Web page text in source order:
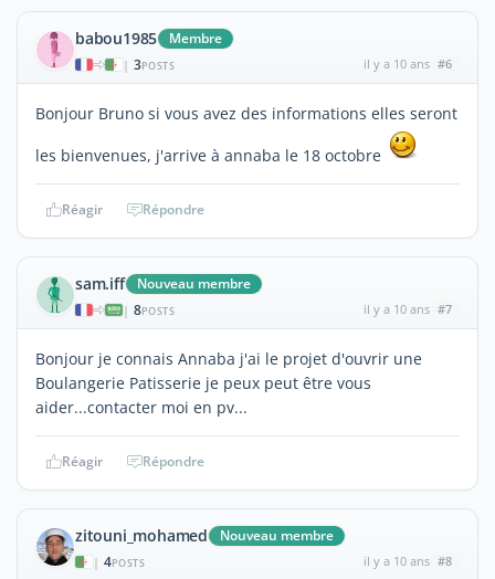
babou1985 Membre
| 3POSTS il y a 10 ans #6
Bonjour Bruno si vous avez des informations elles seront
les bienvenues, j'arrive à annaba le 18 octobre
Réagir Répondre
sam.iff Nouveau membre
| 8POSTS il y a 10 ans #7
Bonjour je connais Annaba j'ai le projet d'ouvrir une
Boulangerie Patisserie je peux peut être vous
aider...contacter moi en pv...
Réagir Répondre
zitouni_mohamed Nouveau membre
| 4POSTS il y a 10 ans #8